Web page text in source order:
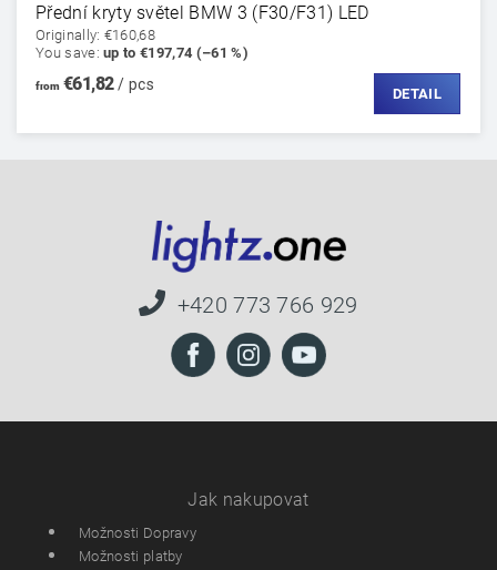
Přední kryty světel BMW 3 (F30/F31) LED
Originally: €160,68
You save:up to €197,74 (–61 %)
from€61,82/ pcs
DETAIL
+420 773 766 929
Jak nakupovat
Možnosti Dopravy
Možnosti platby